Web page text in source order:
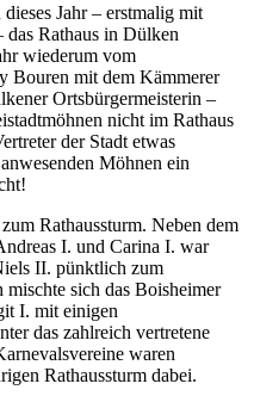
Jahr – erstmalig mit
Rathaus in Dülken
wiederum vom
Bouren mit dem Kämmerer
Ortsbürgermeisterin –
nicht im Rathaus
der Stadt etwas
Möhnen ein
Rathaussturm. Neben dem
I. und Carina I. war
II. pünktlich zum
mischte sich das Boisheimer
I. mit einigen
das zahlreich vertretene
waren
Rathaussturm dabei.